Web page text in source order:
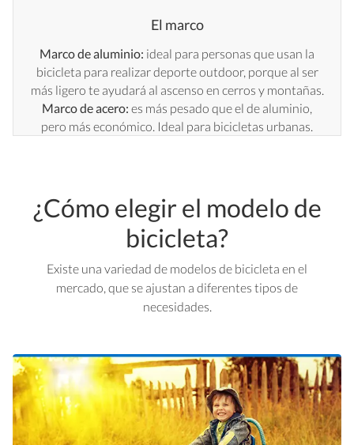
El marco
Marco de aluminio: ideal para personas que usan la
bicicleta para realizar deporte outdoor, porque al ser
más ligero te ayudará al ascenso en cerros y montañas.
Marco de acero: es más pesado que el de aluminio,
pero más económico. Ideal para bicicletas urbanas.
¿Cómo elegir el modelo de
bicicleta?
Existe una variedad de modelos de bicicleta en el
mercado, que se ajustan a diferentes tipos de
necesidades.